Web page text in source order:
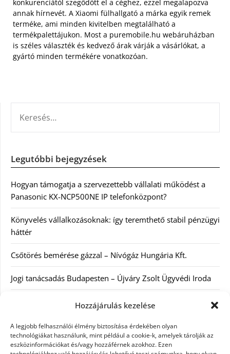
Hozzájárulás kezelése
A legjobb felhasználói élmény biztosítása érdekében olyan
technológiákat használunk, mint például a cookie-k, amelyek tárolják az
eszközinformációkat és/vagy hozzáférnek azokhoz. Ezen
konkurenciától szegődött el a céghez, ezzel megalapozva
annak hírnevét. A Xiaomi fülhallgató a márka egyik remek
terméke, ami minden kivitelben megtalálható a
termékpalettájukon. Most a puremobile.hu webáruházban
is széles választék és kedvező árak várják a vásárlókat, a
gyártó minden termékére vonatkozóan.
Legutóbbi bejegyzések
Hogyan támogatja a szervezettebb vállalati működést a
Panasonic KX-NCP500NE IP telefonközpont?
Könyvelés vállalkozásoknak: így teremthető stabil pénzügyi
háttér
Csőtörés bemérése gázzal – Nívógáz Hungária Kft.
Jogi tanácsadás Budapesten – Újváry Zsolt Ügyvédi Iroda
Arckrémek – mit érdemes tudni az öregedés lassításáról és
Kategóriák